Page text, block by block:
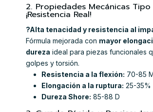
2. Propiedades Mecánicas Tipo
¡Resistencia Real!
?Alta tenacidad y resistencia al
Fórmula mejorada con mayor
dureza ideal para piezas funcionales
golpes y torsión.
Resistencia a la flexión: 70-85
Elongación a la ruptura: 25-35%
Dureza Shore: 85-88 D